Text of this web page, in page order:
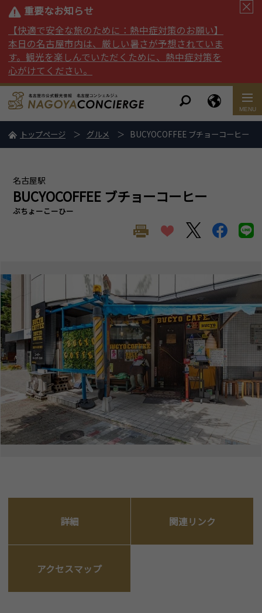
重要なお知らせ
【快適で安全な旅のために：熱中症対策のお願い】
本日の名古屋市内は、厳しい暑さが予想されていま
す。観光を楽しんでいただくために、熱中症対策を
心がけてください。
トップページ グルメ BUCYOCOFFEE ブチョーコーヒー
名古屋駅
BUCYOCOFFEE ブチョーコーヒー
ぶちょーこーひー
詳細 関連リンク
アクセスマップ